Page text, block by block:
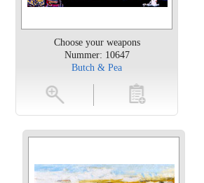
Choose your weapons
Nummer: 10647
Butch & Pea
toevoegen